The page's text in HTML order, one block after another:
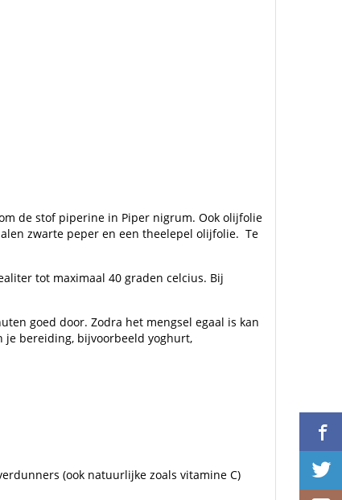
de stof piperine in Piper nigrum. Ook olijfolie
zwarte peper en een theelepel olijfolie. Te
tot maximaal 40 graden celcius. Bij
goed door. Zodra het mengsel egaal is kan
je bereiding, bijvoorbeeld yoghurt,
(ook natuurlijke zoals vitamine C)